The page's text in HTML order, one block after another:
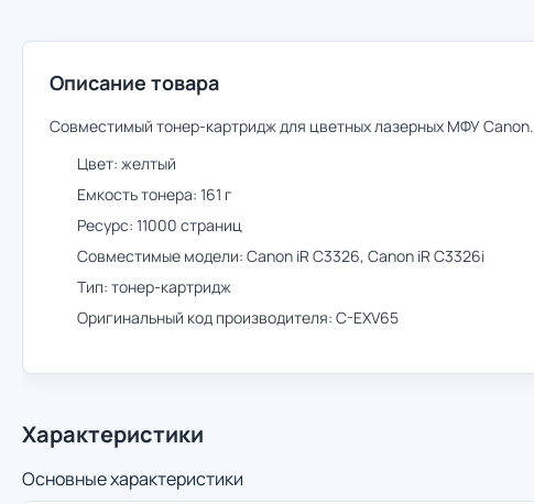
Описание товара
Совместимый тонер-картридж для цветных лазерных МФУ Canon.
Цвет: желтый
Емкость тонера: 161 г
Ресурс: 11000 страниц
Совместимые модели: Canon iR C3326, Canon iR C3326i
Тип: тонер-картридж
Оригинальный код производителя: C-EXV65
Характеристики
Основные характеристики